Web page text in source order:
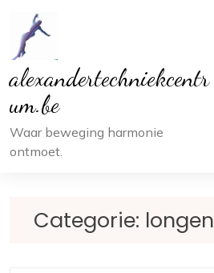
inhoud
alexandertechniekcentr
um.be
Waar beweging harmonie
ontmoet.
Categorie: longen